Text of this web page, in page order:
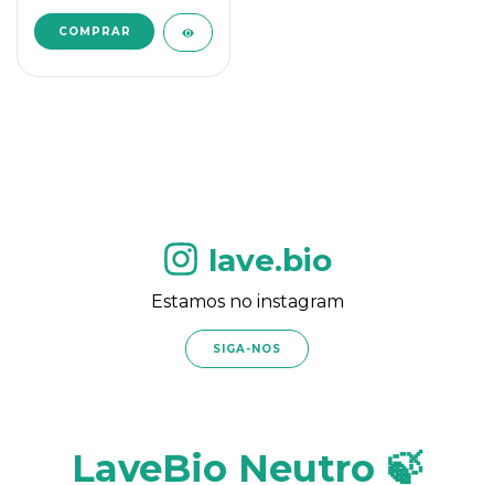
lave.bio
Estamos no instagram
SIGA-NOS
LaveBio Neutro 🍃